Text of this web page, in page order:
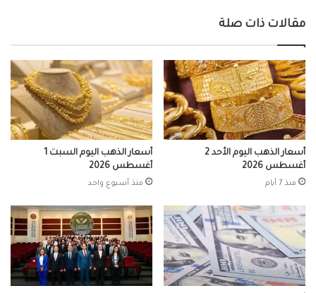
مقالات ذات صلة
أسعار الذهب اليوم الأحد 2
أغسطس 2026
منذ 7 أيام
أسعار الذهب اليوم السبت 1
أغسطس 2026
منذ أسبوع واحد